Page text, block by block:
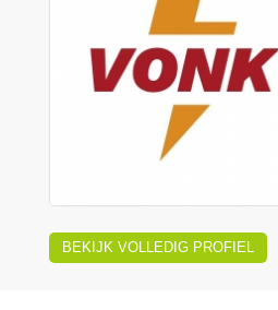
BEKIJK VOLLEDIG PROFIEL